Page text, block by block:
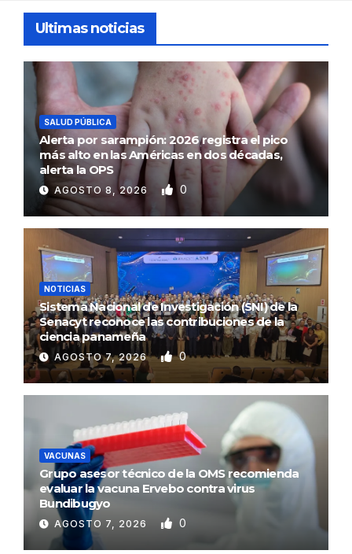
Ultimas noticias
SALUD PÚBLICA
Alerta por sarampión: 2026 registra el pico
más alto en las Américas en dos décadas,
alerta la OPS
AGOSTO 8, 2026 0
NOTICIAS
Sistema Nacional de Investigación (SNI) de la
Senacyt reconoce las contribuciones de la
ciencia panameña
AGOSTO 7, 2026 0
VACUNAS
Grupo asesor técnico de la OMS recomienda
evaluar la vacuna Ervebo contra virus
Bundibugyo
AGOSTO 7, 2026 0